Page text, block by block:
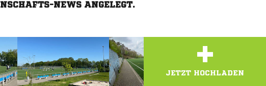
NEWS ANGELEGT.
+
JETZT HOCHLADEN